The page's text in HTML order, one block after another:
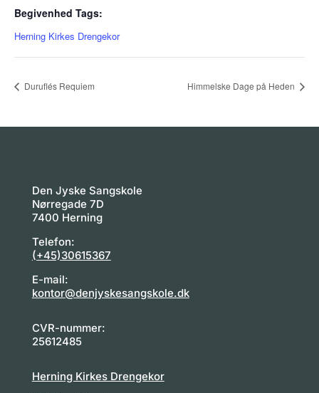
Begivenhed Tags:
Herning Kirkes Drengekor
Duruflés Requiem Himmelske Dage på Heden
Den Jyske Sangskole
Nørregade 7D
7400 Herning
Telefon:
(+45)30615367
E-mail:
kontor@denjyskesangskole.dk
CVR-nummer:
25612485
Herning Kirkes Drengekor